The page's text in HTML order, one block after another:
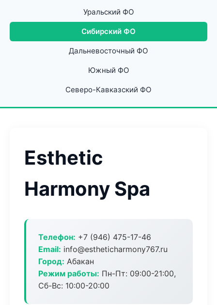
Уральский ФО
Сибирский ФО
Дальневосточный ФО
Южный ФО
Северо-Кавказский ФО
Esthetic
Harmony Spa
Телефон: +7 (946) 475-17-46
Email: info@estheticharmony767.ru
Город: Абакан
Режим работы: Пн-Пт: 09:00-21:00,
Сб-Вс: 10:00-20:00